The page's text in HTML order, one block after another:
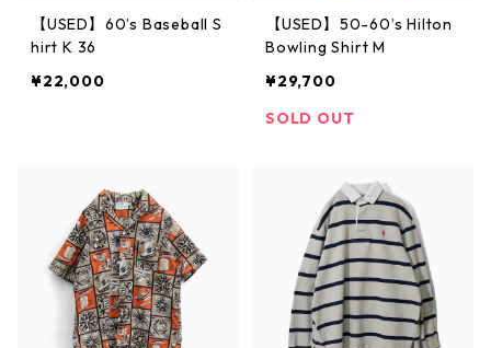
【USED】60’s Baseball S
hirt K 36
¥22,000
【USED】50-60’s Hilton
Bowling Shirt M
¥29,700
SOLD OUT